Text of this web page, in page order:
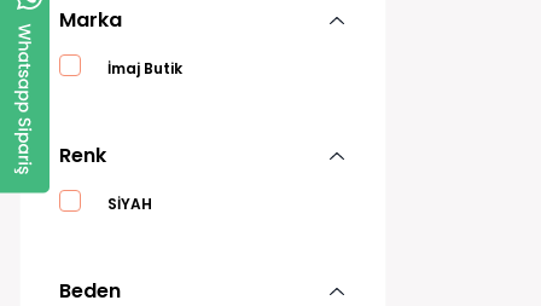
Marka
İmaj Butik
Renk
SİYAH
Beden